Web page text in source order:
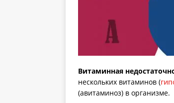
Витаминная
нескольких витаминов (
(авитаминоз) в организме.